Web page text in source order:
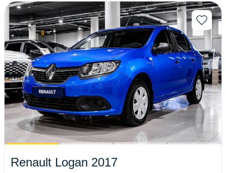
Renault Logan 2017